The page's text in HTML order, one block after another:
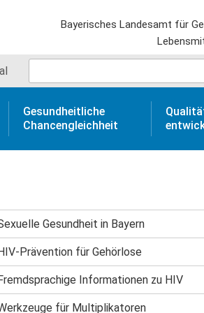
Gesundheitliche
Chancengleichheit
Gesundheit in Bayern
Prävention für Gehörlose
Informationen zu HIV
für Multiplikatoren